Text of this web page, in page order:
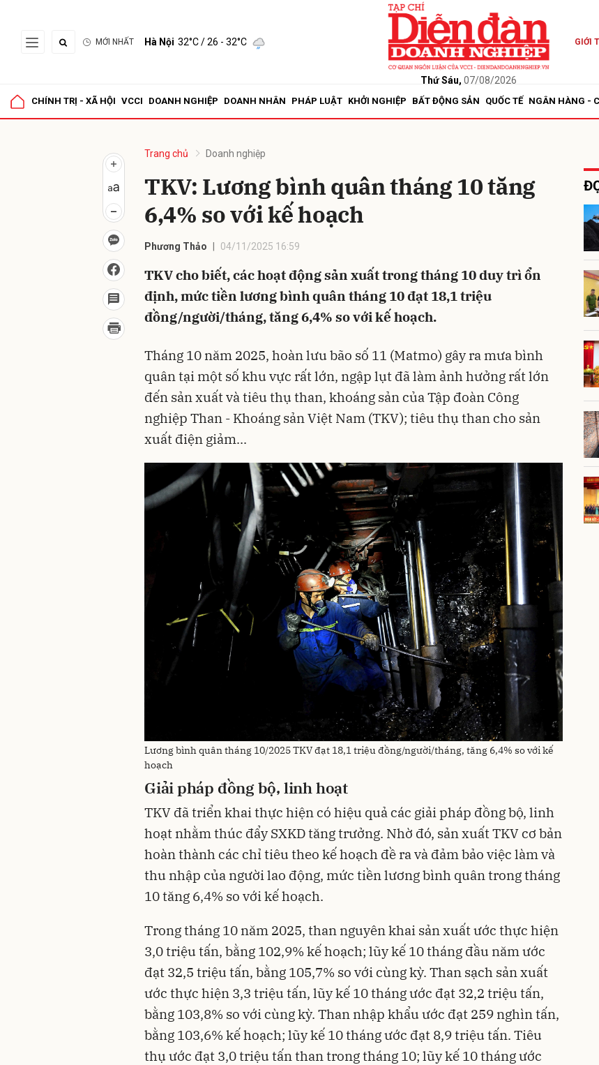
MỚI NHẤT Hà Nội 32°C/ 26 - 32°C
Thứ Sáu, 07/08/2026
GIỚI
CHÍNH TRỊ - XÃ HỘI VCCI DOANH NGHIỆP DOANH NHÂN PHÁP LUẬT KHỞI NGHIỆP BẤT ĐỘNG SẢN QUỐC TẾ NGÂN HÀNG -
Trang chủ Doanh nghiệp
TKV: Lương bình quân tháng 10 tăng
6,4% so với kế hoạch
Phương Thảo 04/11/2025 16:59
TKV cho biết, các hoạt động sản xuất trong tháng 10 duy trì ổn
định, mức tiền lương bình quân tháng 10 đạt 18,1 triệu
đồng/người/tháng, tăng 6,4% so với kế hoạch.
Tháng 10 năm 2025, hoàn lưu bão số 11 (Matmo) gây ra mưa bình
quân tại một số khu vực rất lớn, ngập lụt đã làm ảnh hưởng rất lớn
đến sản xuất và tiêu thụ than, khoáng sản của Tập đoàn Công
nghiệp Than - Khoáng sản Việt Nam (TKV); tiêu thụ than cho sản
xuất điện giảm...
Lương bình quân tháng 10/2025 TKV đạt 18,1 triệu đồng/người/tháng, tăng 6,4% so với kế
hoạch
Giải pháp đồng bộ, linh hoạt
TKV đã triển khai thực hiện có hiệu quả các giải pháp đồng bộ, linh
hoạt nhằm thúc đẩy SXKD tăng trưởng. Nhờ đó, sản xuất TKV cơ bản
hoàn thành các chỉ tiêu theo kế hoạch đề ra và đảm bảo việc làm và
thu nhập của người lao động, mức tiền lương bình quân trong tháng
10 tăng 6,4% so với kế hoạch.
Trong tháng 10 năm 2025, than nguyên khai sản xuất ước thực hiện
3,0 triệu tấn, bằng 102,9% kế hoạch; lũy kế 10 tháng đầu năm ước
đạt 32,5 triệu tấn, bằng 105,7% so với cùng kỳ. Than sạch sản xuất
ước thực hiện 3,3 triệu tấn, lũy kế 10 tháng ước đạt 32,2 triệu tấn,
bằng 103,8% so với cùng kỳ. Than nhập khẩu ước đạt 259 nghìn tấn,
bằng 103,6% kế hoạch; lũy kế 10 tháng ước đạt 8,9 triệu tấn. Tiêu
thụ ước đạt 3,0 triệu tấn than trong tháng 10; lũy kế 10 tháng ước